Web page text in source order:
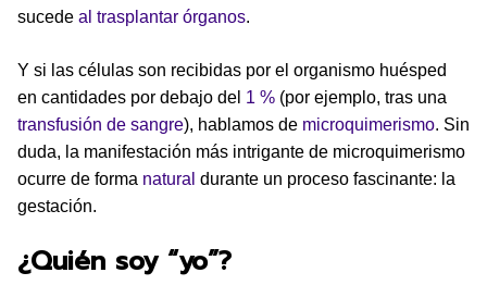
sucede al trasplantar órganos.
Y si las células son recibidas por el organismo huésped
en cantidades por debajo del 1 % (por ejemplo, tras una
transfusión de sangre), hablamos de microquimerismo. Sin
duda, la manifestación más intrigante de microquimerismo
ocurre de forma natural durante un proceso fascinante: la
gestación.
¿Quién soy “yo”?